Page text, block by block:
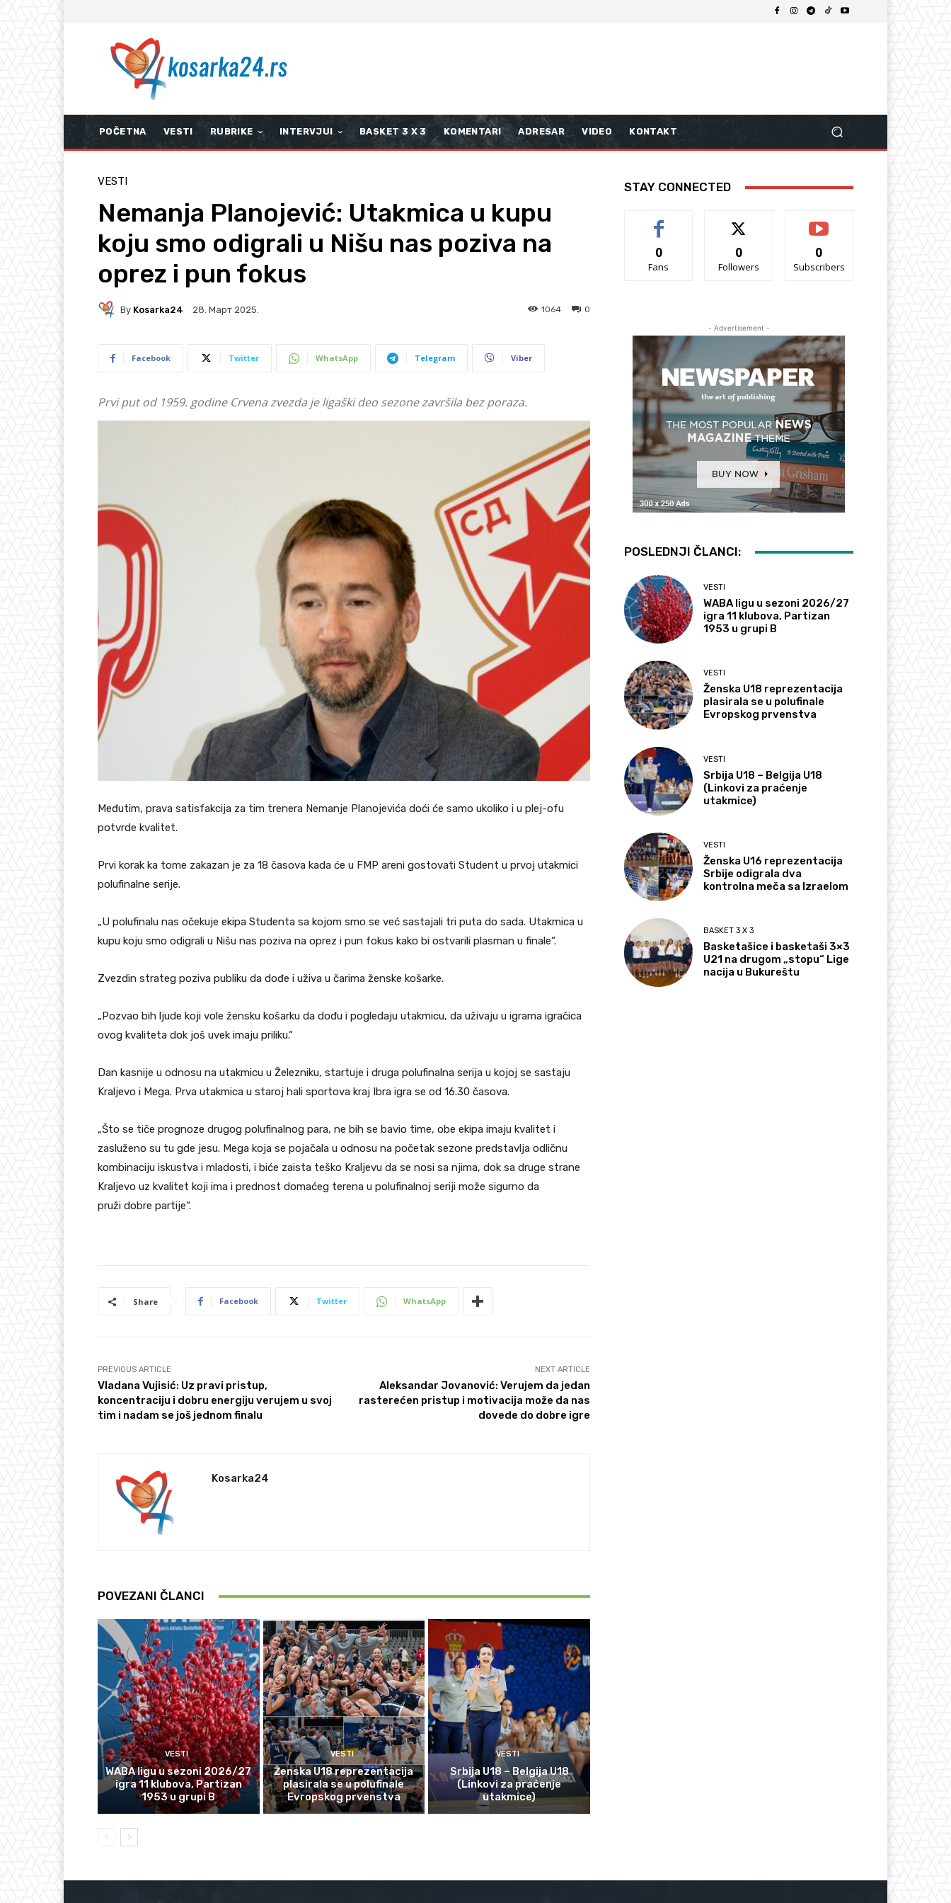
POČETNA VESTI RUBRIKE INTERVJUI BASKET 3 X 3 KOMENTARI ADRESAR VIDEO KONTAKT
VESTI
Nemanja Planojević: Utakmica u kupu
koju smo odigrali u Nišu nas poziva na
oprez i pun fokus
By Kosarka24 28. Март 2025. 0
1064
Facebook Twitter WhatsApp Telegram Viber
Prvi put od 1959. godine Crvena zvezda je ligaški deo sezone završila bez poraza.
Međutim, prava satisfakcija za tim trenera Nemanje Planojevića doći će samo ukoliko i u plej-ofu
potvrde kvalitet.
Prvi korak ka tome zakazan je za 18 časova kada će u FMP areni gostovati Student u prvoj utakmici
polufinalne serije.
„U polufinalu nas očekuje ekipa Studenta sa kojom smo se već sastajali tri puta do sada. Utakmica u
kupu koju smo odigrali u Nišu nas poziva na oprez i pun fokus kako bi ostvarili plasman u finale“.
Zvezdin strateg poziva publiku da dođe i uživa u čarima ženske košarke.
„Pozvao bih ljude koji vole žensku košarku da dođu i pogledaju utakmicu, da uživaju u igrama igračica
ovog kvaliteta dok još uvek imaju priliku.“
Dan kasnije u odnosu na utakmicu u Železniku, startuje i druga polufinalna serija u kojoj se sastaju
Kraljevo i Mega. Prva utakmica u staroj hali sportova kraj Ibra igra se od 16.30 časova.
„Što se tiče prognoze drugog polufinalnog para, ne bih se bavio time, obe ekipa imaju kvalitet i
zasluženo su tu gde jesu. Mega koja se pojačala u odnosu na početak sezone predstavlja odličnu
kombinaciju iskustva i mladosti, i biće zaista teško Kraljevu da se nosi sa njima, dok sa druge strane
Kraljevo uz kvalitet koji ima i prednost domaćeg terena u polufinalnoj seriji može sigurno da
pruži dobre partije“.
Share Facebook Twitter WhatsApp
PREVIOUS ARTICLE
Vladana Vujisić: Uz pravi pristup,
koncentraciju i dobru energiju verujem u svoj
tim i nadam se još jednom finalu
NEXT ARTICLE
Aleksandar Jovanović: Verujem da jedan
rasterećen pristup i motivacija može da nas
dovede do dobre igre
Kosarka24
POVEZANI ČLANCI
VESTI
WABA ligu u sezoni 2026/27
igra 11 klubova, Partizan
1953 u grupi B
VESTI
Ženska U18 reprezentacija
plasirala se u polufinale
Evropskog prvenstva
VESTI
Srbija U18 – Belgija U18
(Linkovi za praćenje
utakmice)
STAY CONNECTED
0
Fans
0
Followers
0
Subscribers
- Advertisement -
POSLEDNJI ČLANCI:
VESTI
WABA ligu u sezoni 2026/27
igra 11 klubova, Partizan
1953 u grupi B
VESTI
Ženska U18 reprezentacija
plasirala se u polufinale
Evropskog prvenstva
VESTI
Srbija U18 – Belgija U18
(Linkovi za praćenje
utakmice)
VESTI
Ženska U16 reprezentacija
Srbije odigrala dva
kontrolna meča sa Izraelom
BASKET 3 X 3
Basketašice i basketaši 3×3
U21 na drugom „stopu“ Lige
nacija u Bukureštu